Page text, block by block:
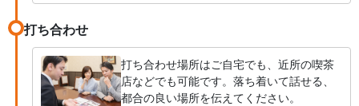
打ち合わせ
打ち合わせ場所はご自宅でも、近所の喫茶
店などでも可能です。落ち着いて話せる、
都合の良い場所を伝えてください。